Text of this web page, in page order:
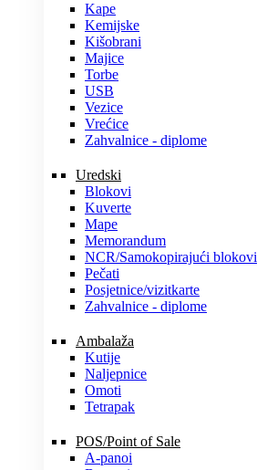
Kape
Kemijske
Kišobrani
Majice
Torbe
USB
Vezice
Vrećice
Zahvalnice - diplome
Uredski
Blokovi
Kuverte
Mape
Memorandum
NCR/Samokopirajući blokovi
Pečati
Posjetnice/vizitkarte
Zahvalnice - diplome
Ambalaža
Kutije
Naljepnice
Omoti
Tetrapak
POS/Point of Sale
A-panoi